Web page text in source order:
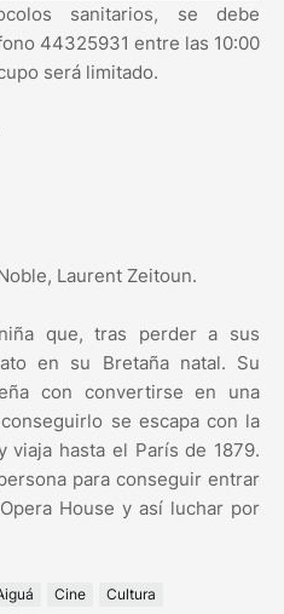
sanitarios, se debe
44325931 entre las 10:00
será limitado.
Laurent Zeitoun.
que, tras perder a sus
en su Bretaña natal. Su
con convertirse en una
se escapa con la
viaja hasta el París de 1879.
para conseguir entrar
House y así luchar por
Cine
Cultura